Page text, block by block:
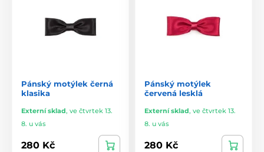
Pánský motýlek černá
klasika
Externí sklad, ve čtvrtek 13.
8. u vás
280 Kč
Pánský motýlek
červená lesklá
Externí sklad, ve čtvrtek 13.
8. u vás
280 Kč